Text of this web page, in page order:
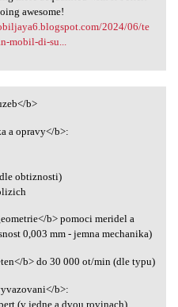
awesome!
2024/06/te
mobil-di-su...
b>
b>
a opravy</b>:
obtiznosti)
b> pomoci meridel a
0,003 mm - jemna mechanika)
b> do 30 000 ot/min (dle typu)
b>:
(v jedne a dvou rovinach)